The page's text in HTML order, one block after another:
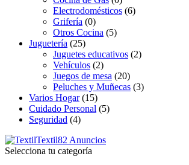
Electrodomésticos (6)
Grifería (0)
Otros Cocina (5)
Juguetería (25)
Juguetes educativos (2)
Vehículos (2)
Juegos de mesa (20)
Peluches y Muñecas (3)
Varios Hogar(15)
Cuidado Personal (5)
Seguridad (4)
Textil82 Anuncios
Selecciona tu categoría